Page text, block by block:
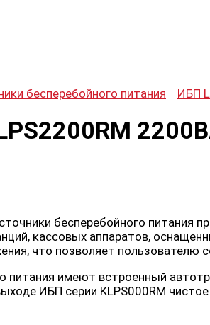
бесперебойного питания ИБП
бесперебойного питания
кассовых аппаратов,
что позволяет
питания имеют встроенный
ИБП серии KLPS000RM